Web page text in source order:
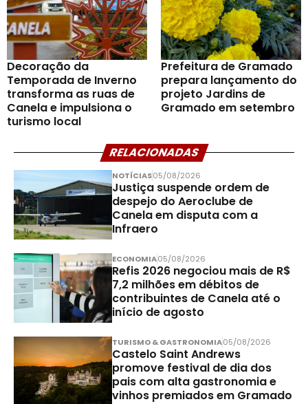
Decoração da
Temporada de Inverno
transforma as ruas de
Canela e impulsiona o
turismo local
Prefeitura de Gramado
prepara lançamento do
projeto Jardins de
Gramado em setembro
RELACIONADAS
NOTÍCIAS05/08/2026
Justiça suspende ordem de
despejo do Aeroclube de
Canela em disputa com a
Infraero
ECONOMIA05/08/2026
Refis 2026 negociou mais de R$
7,2 milhões em débitos de
contribuintes de Canela até o
início de agosto
TURISMO & GASTRONOMIA05/08/2026
Castelo Saint Andrews
promove festival de dia dos
pais com alta gastronomia e
vinhos premiados em Gramado